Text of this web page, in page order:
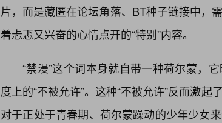
片，而是藏匿在论坛角落、BT种子链接中，
着忐忑又兴奋的心情点开的“特别”内容。
“禁漫”这个词本身就自带一种荷尔蒙，
度上的“不被允许”。这种“不被允许”反而激
对于正处于青春期、荷尔蒙躁动的少年少女